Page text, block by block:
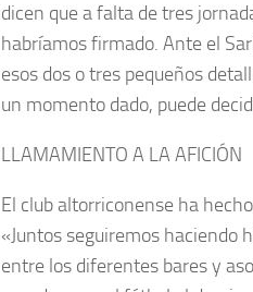
dicen que a falta de tres
habríamos firmado. Ante el
esos dos o tres pequeños
un momento dado, puede
LLAMAMIENTO A LA AFICIÓN
El club altorriconense ha
«Juntos seguiremos haciendo
entre los diferentes bares y